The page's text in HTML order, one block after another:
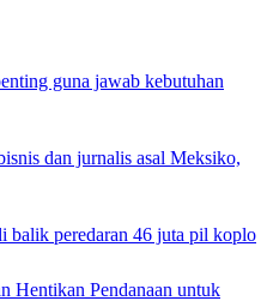
guna jawab kebutuhan
dan jurnalis asal Meksiko,
balik peredaran 46 juta pil koplo
Hentikan Pendanaan untuk